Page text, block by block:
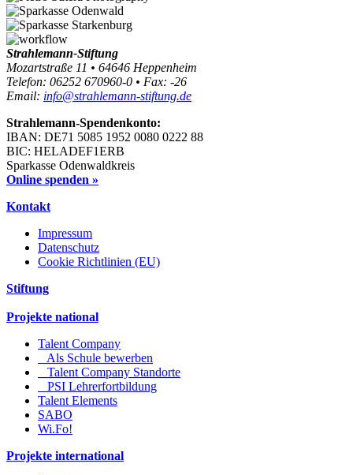
Strahlemann-Stiftung
Mozartstraße 11 • 64646 Heppenheim
Telefon: 06252 670960-0 • Fax: -26
Email: info@strahlemann-stiftung.de
Strahlemann-Spendenkonto:
IBAN: DE71 5085 1952 0080 0222 88
BIC: HELADEF1ERB
Sparkasse Odenwaldkreis
Online spenden »
Kontakt
Impressum
Datenschutz
Cookie Richtlinien (EU)
Stiftung
Projekte national
Talent Company
Als Schule bewerben
Talent Company Standorte
PSI Lehrerfortbildung
Talent Elements
SABO
Wi.Fo!
Projekte international